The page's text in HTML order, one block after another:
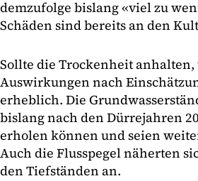
demzufolge bislang «viel zu
Schäden sind bereits an den
Sollte die Trockenheit
Auswirkungen nach
erheblich. Die
bislang nach den Dürrejahren
erholen können und seien
Auch die Flusspegel näherten
den Tiefständen an.